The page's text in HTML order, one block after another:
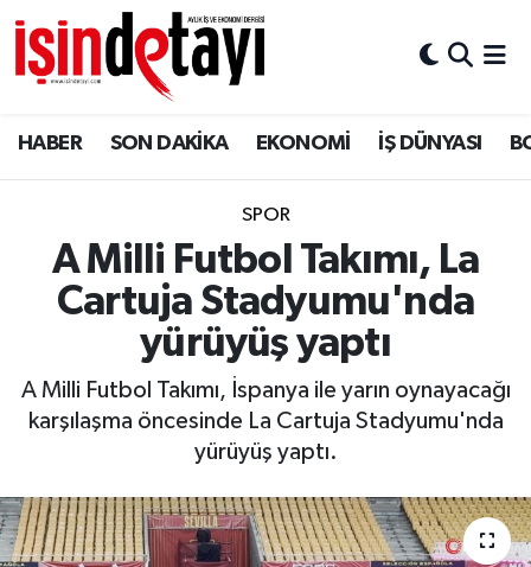
HABER SON DAKİKA EKONOMİ İŞ DÜNYASI
SPOR
A Milli Futbol Takımı, La
Cartuja Stadyumu'nda
yürüyüş yaptı
A Milli Futbol Takımı, İspanya ile yarın oynayacağı
karşılaşma öncesinde La Cartuja Stadyumu'nda
yürüyüş yaptı.
DÜNYA
Eğitim
ENERJİ HABERİ
GAYRİMENKUL
HABER
MAGAZİN
Nöbetçi Eczaneler
Hava Durumu
İstanbul Namaz Vakitleri
Trafik Durumu
Süper Lig Puan Durumu ve Fikstür
Tüm Manşetler
Son Dakika Haberleri
Haber Arşivi